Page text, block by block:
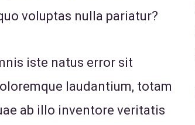
voluptas nulla pariatur?
iste natus error sit
laudantium, totam
ab illo inventore veritatis